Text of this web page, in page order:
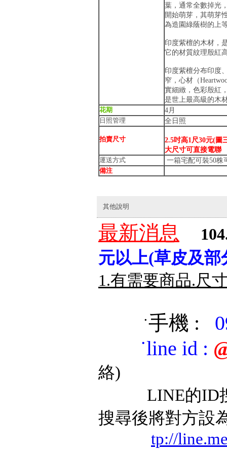
葉，通常全數掉光
開始萌芽，其萌芽
為造園綠蔭樹的上
印度紫檀的木材，
它的材質紋理殷紅
印度紫檀分布印度
窄，心材（
實細緻，色彩殷紅
是世上最高級的木
花期 4月
日照管理 全日照
拍賣尺寸
2.5吋高1尺30元(圖
大尺寸可直接電聯
運送方式 一箱宅配可裝50株
備注
其他說明
最新消息
元以上(草皮及
1.有需要商品.尺
˙手機 :
˙line id :
絡)
LINE的ID搜
搜尋後將對方設
tp://